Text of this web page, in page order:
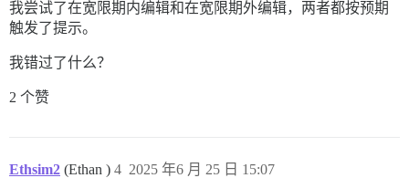
我尝试了在宽限期内编辑和在宽限期外编辑，两者都按预期
触发了提示。
我错过了什么？
2 个赞
Ethsim2 (Ethan ) 2025 年6 月 25 日 15:07
4